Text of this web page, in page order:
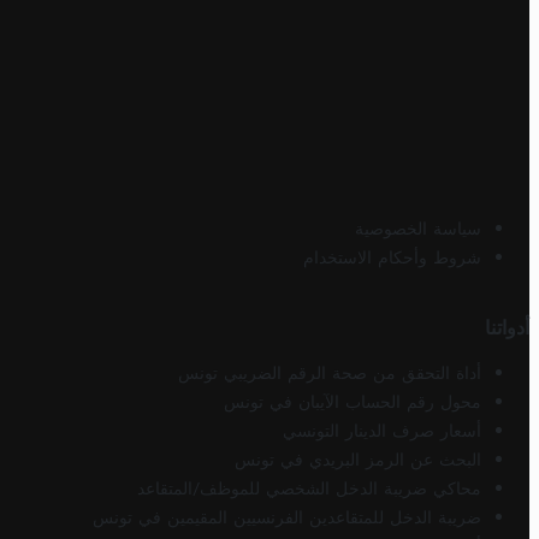
سياسة الخصوصية
شروط وأحكام الاستخدام
أدواتنا
أداة التحقق من صحة الرقم الضريبي تونس
محول رقم الحساب الآيبان في تونس
أسعار صرف الدينار التونسي
البحث عن الرمز البريدي في تونس
محاكي ضريبة الدخل الشخصي للموظف/المتقاعد
ضريبة الدخل للمتقاعدين الفرنسيين المقيمين في تونس